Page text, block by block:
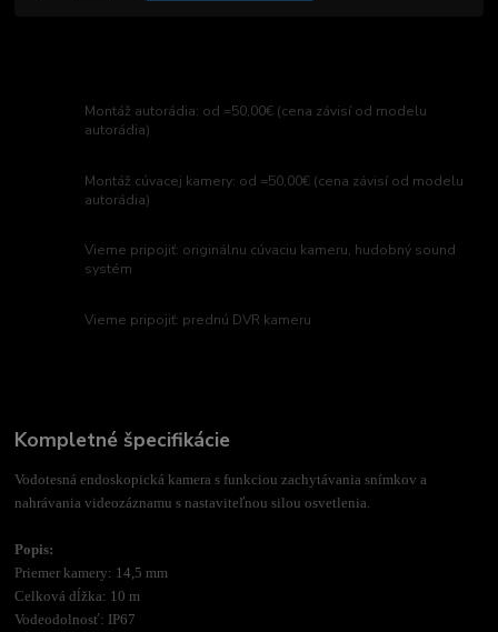
Montáž autorádia: od =50,00€ (cena závisí od modelu
autorádia)
Montáž cúvacej kamery: od =50,00€ (cena závisí od modelu
autorádia)
Vieme pripojiť: originálnu cúvaciu kameru, hudobný sound
systém
Vieme pripojiť: prednú DVR kameru
Kompletné špecifikácie
Vodotesná endoskopická kamera s funkciou zachytávania snímkov a
nahrávania videozáznamu s nastaviteľnou silou osvetlenia.
Popis:
Priemer kamery: 14,5 mm
Celková dĺžka: 10 m
Vodeodolnosť: IP67